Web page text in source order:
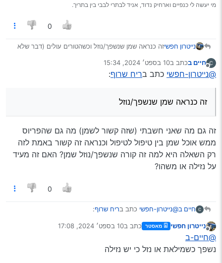
מי יעשה לי כנפיים וארחיק נדוד, אניד לבתרי לבבי בין בתריך.
0
נייטרון חפשיזה כנראה שמן שנשפך/נוזל וכשהטורים עולים (דבר שלא
אפשר להתעלם או לשטוף מנוע.
חיים בכתב ב10 בספט׳ 2024, 15:34
נערך לאחרונה על ידי
@נייטרון-חפשי כתב בריח שרוף:
זה כנראה שמן שנשפך/נוזל
זה גם מה שאני חשבתי (שזה קשור לשמן) מה גם שהפריוס
ממש אוכל שמן בין טיפול לטיפול וכנראה זה קשור באמת לזה
רק השאלה היא למה זה קורה שנשפך/נוזל שמן? האם זה מעיד
על נזילה או משהו?
0
חיים ב@נייטרון-חפשי כתב בריח שרוף:
נייטרון חפשי מאסטר כתב ב10 בספט׳ 2024, 17:08
נערך לאחרונה על ידי
@חיים-ב
נשפך כשמילאת או נזל כי יש נזילה